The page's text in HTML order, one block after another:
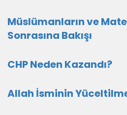
Müslümanların ve
Sonrasına Bakışı
CHP Neden Kazandı?
Allah İsminin